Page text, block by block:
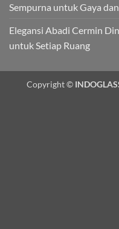
Sempurna untuk Gaya
Elegansi Abadi Cermin
untuk Setiap Ruang
Copyright ©